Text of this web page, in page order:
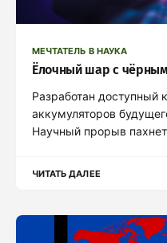
МЕЧТАТЕЛЬ В НАУКА
Ёлочный шар с
Разработан доступный
аккумуляторов
Научный прорыв пахнет
ЧИТАТЬ ДАЛЕЕ